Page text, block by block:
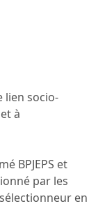
lien socio-
à
BPJEPS et
par les
en